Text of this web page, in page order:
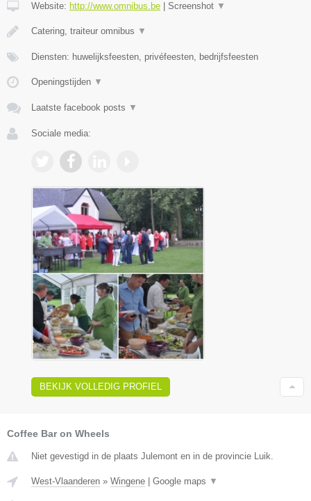
Website: http://www.omnibus.be Screenshot ▼
Catering, traiteur omnibus ▼
Diensten: huwelijksfeesten, privéfeesten, bedrijfsfeesten
Openingstijden ▼
Laatste facebook posts ▼
Sociale media:
BEKIJK VOLLEDIG PROFIEL
Coffee Bar on Wheels
Niet gevestigd in de plaats Julemont en in de provincie Luik.
West-Vlaanderen » Wingene Google maps ▼